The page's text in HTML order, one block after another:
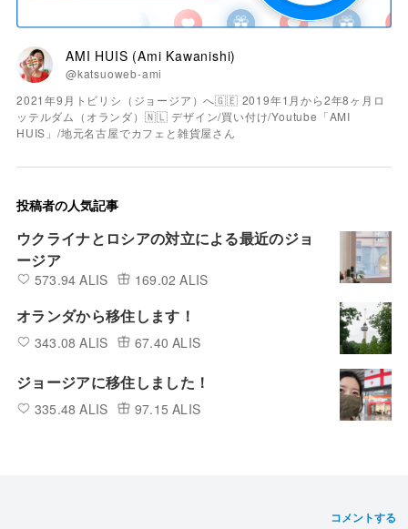
AMI HUIS (Ami Kawanishi)
@katsuoweb-ami
2021年9月トビリシ（ジョージア）へ🇬🇪 2019年1月から2年8ヶ月ロ
ッテルダム（オランダ）🇳🇱 デザイン/買い付け/Youtube「AMI
HUIS」/地元名古屋でカフェと雑貨屋さん
投稿者の人気記事
ウクライナとロシアの対立による最近のジョ
ージア
573.94 ALIS 169.02 ALIS
オランダから移住します！
343.08 ALIS 67.40 ALIS
ジョージアに移住しました！
335.48 ALIS 97.15 ALIS
コメントする